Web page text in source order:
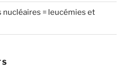
nucléaires = leucémies et